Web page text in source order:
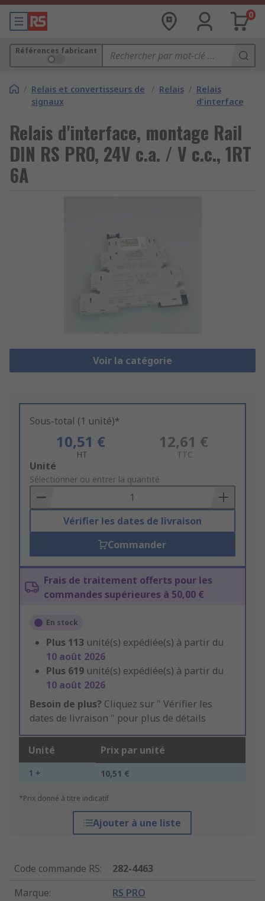
0
Références fabricant
/ Relais et convertisseurs de
signaux
/ Relais / Relais
d'interface
Relais d'interface, montage Rail
DIN RS PRO, 24V c.a. / V c.c., 1RT
6A
Voir la catégorie
Sous-total (1 unité)*
10,51 €
HT
12,61 €
TTC
Add
to
Basket
Unité
Sélectionner ou entrer la quantité
Vérifier les dates de livraison
Commander
Frais de traitement offerts pour les
commandes supérieures à 50,00 €
En stock
Plus 113 unité(s) expédiée(s) à partir du
10 août 2026
Plus 619 unité(s) expédiée(s) à partir du
10 août 2026
Besoin de plus? Cliquez sur " Vérifier les
dates de livraison " pour plus de détails
Unité Prix par unité
1 + 10,51 €
*Prix donné à titre indicatif
Ajouter à une liste
Code commande RS:
282-4463
Marque: RS PRO